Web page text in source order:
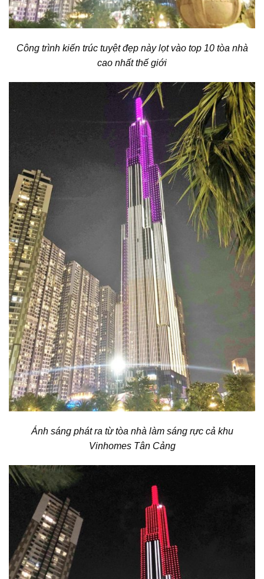
Công trình kiến trúc tuyệt đẹp này lọt vào top 10 tòa nhà
cao nhất thế giới
Ánh sáng phát ra từ tòa nhà làm sáng rực cả khu
Vinhomes Tân Cảng